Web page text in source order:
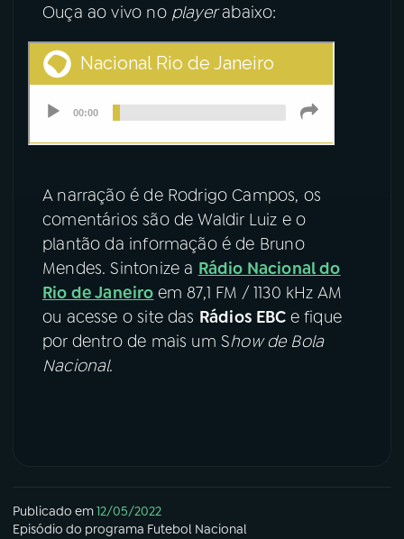
Ouça ao vivo no playerabaixo:
A narração é de Rodrigo Campos, os
comentários são de Waldir Luiz e o
plantão da informação é de Bruno
Mendes. Sintonize a Rádio Nacional do
Rio de Janeiro em 87,1 FM / 1130 kHz AM
ou acesse o site das Rádios EBC e fique
por dentro de mais um Show de Bola
Nacional.
Publicado em12/05/2022
Episódio do programa Futebol Nacional